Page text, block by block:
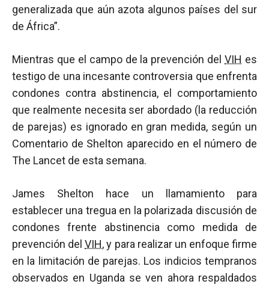
generalizada que aún azota algunos países del sur
de África”.
Mientras que el campo de la prevención delVIH es
testigo de una incesante controversia que enfrenta
condones contra abstinencia, el comportamiento
que realmente necesita ser abordado (la reducción
de parejas) es ignorado en gran medida, según un
Comentario de Shelton aparecido en el número de
The Lancet de esta semana.
James Shelton hace un llamamiento para
establecer una tregua en la polarizada discusión de
condones frente abstinencia como medida de
prevención delVIH, y para realizar un enfoque firme
en la limitación de parejas. Los indicios tempranos
observados en Uganda se ven ahora respaldados